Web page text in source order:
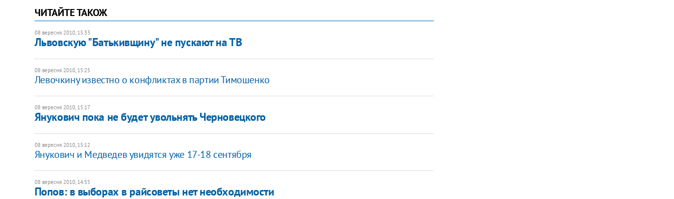
ЧИТАЙТЕ ТАКОЖ
08 вересня 2010, 15:33
Львовскую "Батькивщину" не пускают на ТВ
08 вересня 2010, 15:25
Левочкину известно о конфликтах в партии Тимошенко
08 вересня 2010, 15:17
Янукович пока не будет увольнять Черновецкого
08 вересня 2010, 15:12
Янукович и Медведев увидятся уже 17-18 сентября
08 вересня 2010, 14:55
Попов: в выборах в райсоветы нет необходимости